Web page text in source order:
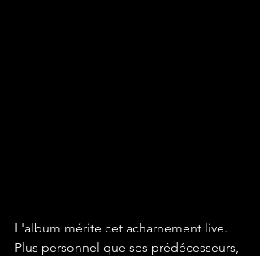
L'album mérite cet acharnement live.
Plus personnel que ses prédécesseurs,